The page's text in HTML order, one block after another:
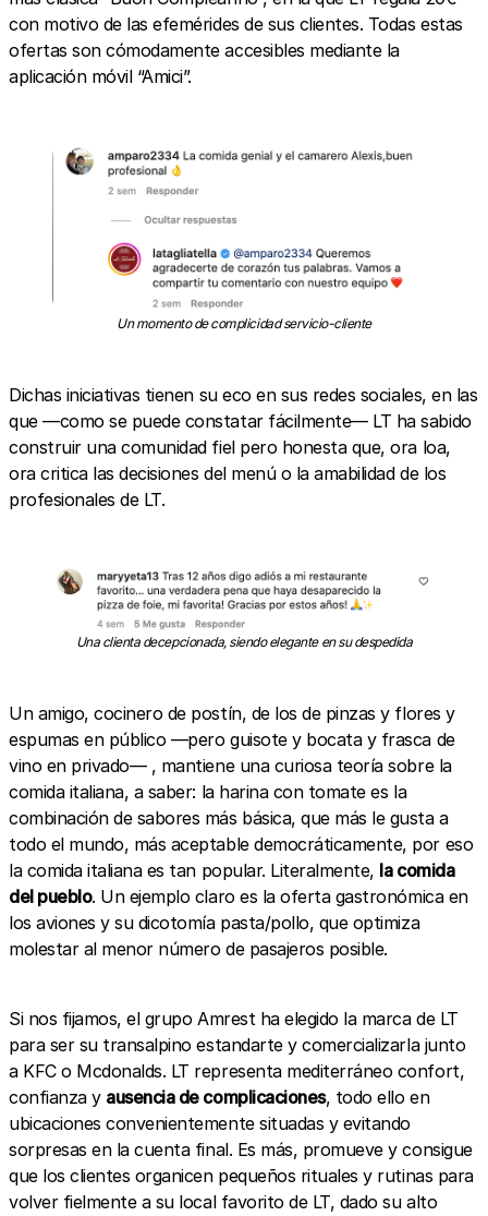
con motivo de las efemérides de sus clientes. Todas estas
ofertas son cómodamente accesibles mediante la
aplicación móvil “Amici”.
Un momento de complicidad servicio-cliente
Dichas iniciativas tienen su eco en sus redes sociales, en las
que —como se puede constatar fácilmente— LT ha sabido
construir una comunidad fiel pero honesta que, ora loa,
ora critica las decisiones del menú o la amabilidad de los
profesionales de LT.
Una clienta decepcionada, siendo elegante en su despedida
Un amigo, cocinero de postín, de los de pinzas y flores y
espumas en público —pero guisote y bocata y frasca de
vino en privado— , mantiene una curiosa teoría sobre la
comida italiana, a saber: la harina con tomate es la
combinación de sabores más básica, que más le gusta a
todo el mundo, más aceptable democráticamente, por eso
la comida italiana es tan popular. Literalmente, la comida
del pueblo. Un ejemplo claro es la oferta gastronómica en
los aviones y su dicotomía pasta/pollo, que optimiza
molestar al menor número de pasajeros posible.
Si nos fijamos, el grupo Amrest ha elegido la marca de LT
para ser su transalpino estandarte y comercializarla junto
a KFC o Mcdonalds. LT representa mediterráneo confort,
confianza y ausencia de complicaciones, todo ello en
ubicaciones convenientemente situadas y evitando
sorpresas en la cuenta final. Es más, promueve y consigue
que los clientes organicen pequeños rituales y rutinas para
volver fielmente a su local favorito de LT, dado su alto